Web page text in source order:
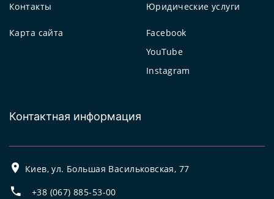
Контакты
Юридические услуги
Карта сайта
Facebook
YouTube
Instagram
Контактная информация
Киев, ул. Большая Васильковская, 77
+38 (067) 885-53-00